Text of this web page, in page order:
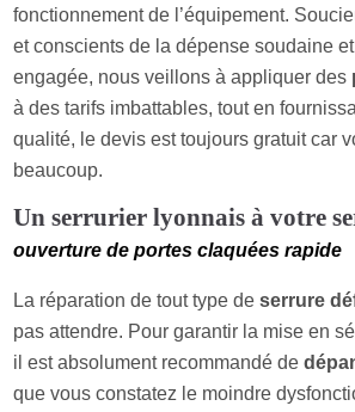
fonctionnement de l’équipement.
et conscients de la dépense soudaine
engagée, nous veillons à appliquer des
à des tarifs imbattables, tout en
qualité, le devis est toujours gratuit car
beaucoup.
Un serrurier lyonnais à votre
ouverture de portes claquées rapide
La réparation de tout type deserrure
pas attendre. Pour garantir la mise en
il est absolument recommandé de
que vous constatez le moindre